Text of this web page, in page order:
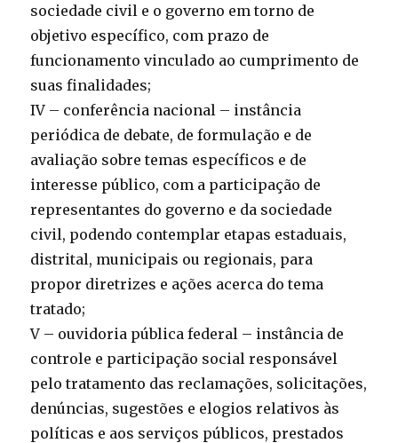
sociedade civil e o governo em torno de
objetivo específico, com prazo de
funcionamento vinculado ao cumprimento de
suas finalidades;
IV – conferência nacional – instância
periódica de debate, de formulação e de
avaliação sobre temas específicos e de
interesse público, com a participação de
representantes do governo e da sociedade
civil, podendo contemplar etapas estaduais,
distrital, municipais ou regionais, para
propor diretrizes e ações acerca do tema
tratado;
V – ouvidoria pública federal – instância de
controle e participação social responsável
pelo tratamento das reclamações, solicitações,
denúncias, sugestões e elogios relativos às
políticas e aos serviços públicos, prestados